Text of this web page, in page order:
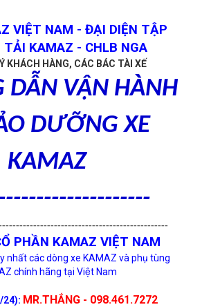
VIỆT NAM - ĐẠI DIỆN TẬP
TẢI KAMAZ - CHLB NGA
KHÁCH HÀNG, CÁC BÁC TÀI XẾ
DẪN VẬN HÀNH
DƯỠNG XE
KAMAZ
PHẦN KAMAZ VIỆT NAM
nhất các dòng xe KAMAZ và phụ tùng
chính hãng tại Việt Nam
24): MR.THẮNG - 098.461.7272